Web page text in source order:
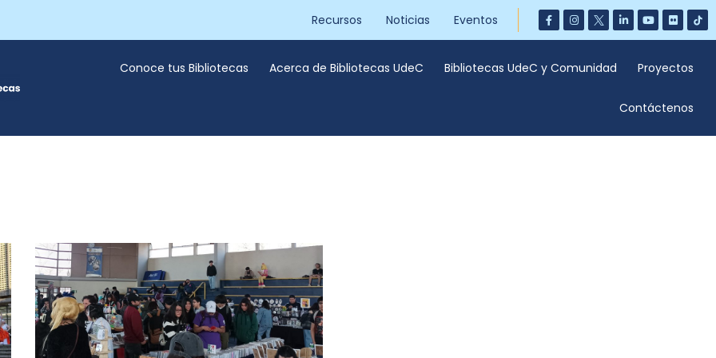
Recursos Noticias Eventos
Conoce tus Bibliotecas Acerca de Bibliotecas UdeC Bibliotecas UdeC y Comunidad Proyectos
Contáctenos